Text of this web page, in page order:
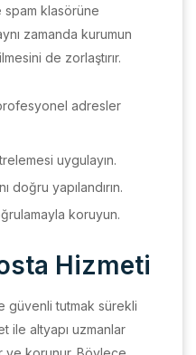
spam klasörüne
zamanda kurumun
de zorlaştırır.
adresler
uygulayın.
doğru yapılandırın.
koruyun.
Hizmeti
güvenli tutmak sürekli
ile altyapı uzmanlar